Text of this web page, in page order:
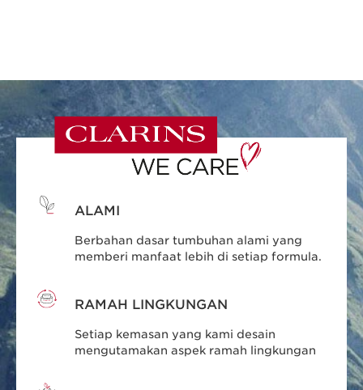
ALAMI
Berbahan dasar tumbuhan alami yang
memberi manfaat lebih di setiap formula.
RAMAH LINGKUNGAN
Setiap kemasan yang kami desain
mengutamakan aspek ramah lingkungan